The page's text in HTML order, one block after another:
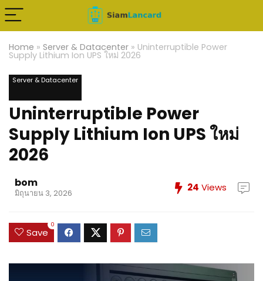
Home » Server & Datacenter » Uninterruptible Power
Supply Lithium Ion UPS ใหม่ 2026
Server & Datacenter
Uninterruptible Power
Supply Lithium Ion UPS ใหม่
2026
bom
มิถุนายน 3, 2026 24 Views
Save
0